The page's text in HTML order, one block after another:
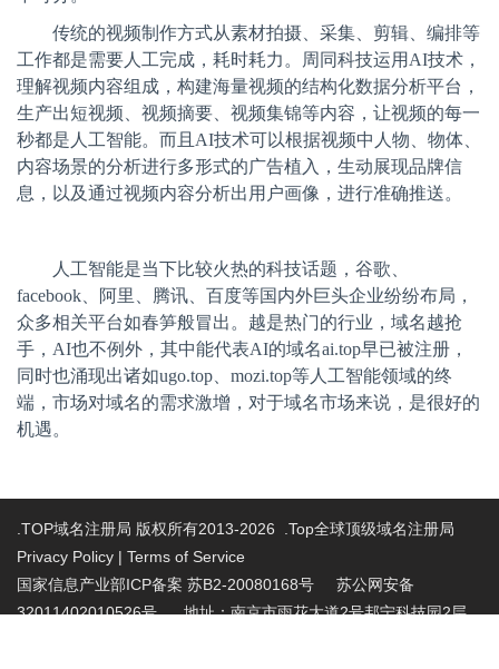
传统的视频制作方式从素材拍摄、采集、剪辑、编排等
工作都是需要人工完成，耗时耗力。周同科技运用 AI技术，
理解视频内容组成，构建海量视频的结构化数据分析平台，
生产出短视频、视频摘要、视频集锦等内容，让视频的每一
秒都是人工智能。而且AI技术可以根据视频中人物、物体、
内容场景的分析进行多形式的广告植入，生动展现品牌信
息，以及通过视频内容分析出用户画像，进行准确推送。
人工智能是当下比较火热的科技话题，谷歌、
facebook、阿里、腾讯、百度等国内外巨头企业纷纷布局，
众多相关平台如春笋般冒出。越是热门的行业，域名越抢
手，AI也不例外，其中能代表AI的域名ai.top早已被注册，
同时也涌现出诸如ugo.top、mozi.top等人工智能领域的终
端，市场对域名的需求激增，对于域名市场来说，是很好的
机遇。
.TOP域名注册局 版权所有2013-2026 .Top全球顶级域名注册局
Privacy Policy | Terms of Service
国家信息产业部ICP备案 苏B2-20080168号 苏公网安备
32011402010526号 地址：南京市雨花大道2号邦宁科技园2层